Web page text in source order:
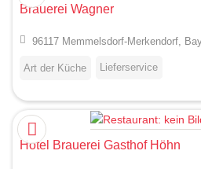
Brauerei Wagner
96117 Memmelsdorf-Merkendorf,
Art der Küche Lieferservice
Hotel Brauerei Gasthof Höhn